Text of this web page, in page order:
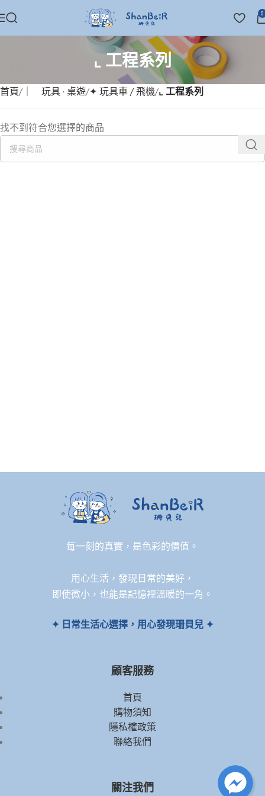
0
⌞ 工程系列
首頁 ｜ 玩具 · 桌遊 ✦ 玩具車 / 飛機 ⌞ 工程系列
找不到符合您選擇的商品
每一刻的真實，是色彩的價值。
用心生活，發現日常的美好，
即使微小，也能是記憶裡溫暖的一角。
✦ 日常生活心選擇，用心發現珊貝兒 ✦
顧客服務
首頁
購物須知
隱私權政策
聯絡我們
關注我們